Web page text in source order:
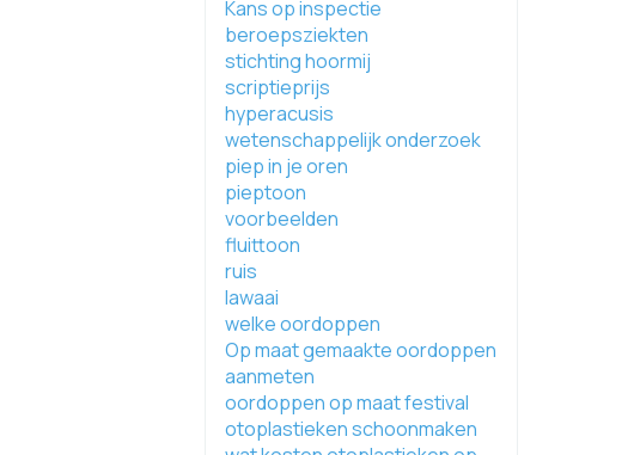
Kans op inspectie
beroepsziekten
stichting hoormij
scriptieprijs
hyperacusis
wetenschappelijk onderzoek
piep in je oren
pieptoon
voorbeelden
fluittoon
ruis
lawaai
welke oordoppen
Op maat gemaakte oordoppen
aanmeten
oordoppen op maat festival
otoplastieken schoonmaken